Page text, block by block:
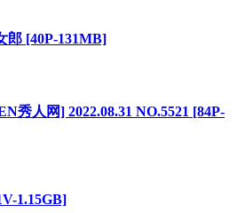
郎 [40P-131MB]
秀人网] 2022.08.31 NO.5521 [84P-
1.15GB]